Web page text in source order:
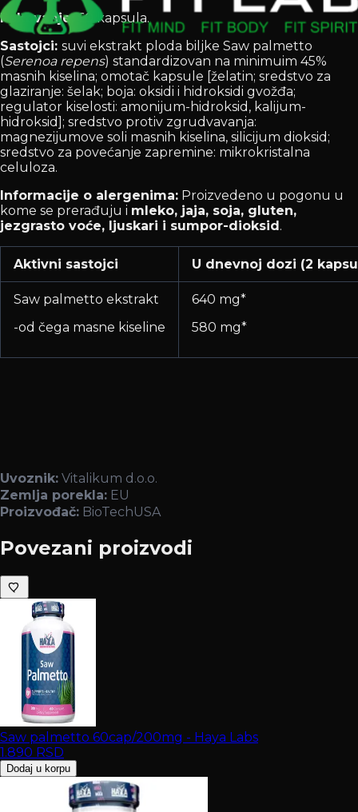
Pakovanje:60 kapsula.
Sastojci: suvi ekstrakt ploda biljke Saw palmetto
(Serenoa repens) standardizovan na minimuim 45%
masnih kiselina; omotač kapsule [želatin; sredstvo za
glaziranje: šelak; boja: oksidi i hidroksidi gvožđa;
regulator kiselosti: amonijum-hidroksid, kalijum-
hidroksid]; sredstvo protiv zgrudvavanja:
magnezijumove soli masnih kiselina, silicijum dioksid;
sredstvo za povećanje zapremine: mikrokristalna
celuloza.
Informacije o alergenima: Proizvedeno u pogonu u
kome se prerađuju i mleko, jaja, soja, gluten,
jezgrasto voće, ljuskari i sumpor-dioksid.
Aktivni sastojci U dnevnoj dozi (2
Saw palmetto ekstrakt
-od čega masne kiseline
640 mg*
580 mg*
Uvoznik: Vitalikum d.o.o.
Zemlja porekla: EU
Proizvođač: BioTechUSA
Povezani proizvodi
Saw palmetto 60cap/200mg - Haya Labs
1.890 RSD
Dodaj u korpu